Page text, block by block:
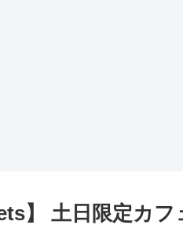
】 土日限定カフ